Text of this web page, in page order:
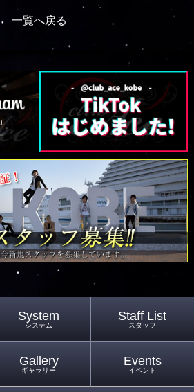
一覧へ戻る
System
システム
Staff List
スタッフ
Gallery
ギャラリー
Events
イベント